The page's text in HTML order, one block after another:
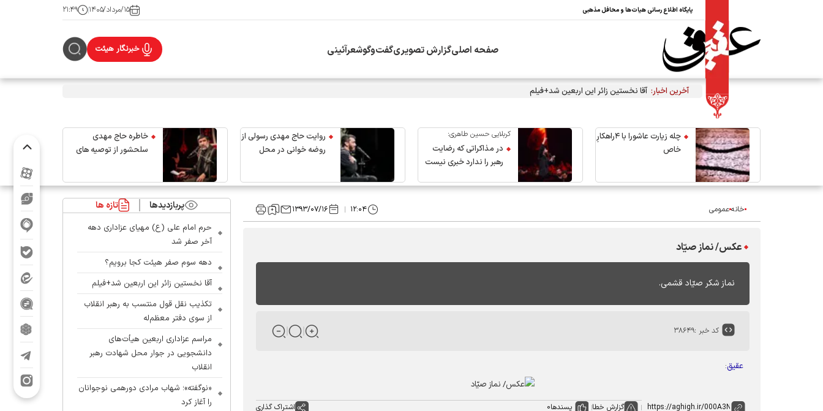
پایگاه اطلاع رسانی هیات‌ها و محافل مذهبی ۱۵/مرداد/۱۴۰۵ ۲۱:۴۹
صفحه اصلیگزارش تصویریگفت‌وگوشعرآئینی خبرنگار هیئت
آخرین اخبار: آقا نخستین زائر این اربعین شد+فیلم
چله زیارت عاشورا با ۴راهکارِ
خاص
کربلایی حسین طاهری:
در مذاکراتی که رضایت
رهبر را ندارد خبری نیست
روایت حاج مهدی رسولی از
روضه خوانی در محل
خاطره حاج مهدی
سلحشور از توصیه های
خانهعمومی ۱۲:۰۴ ۱۳۹۳/۰۷/۱۶
عکس/ نماز صیّاد
نماز شکر صیّاد قشمی.
کد خبر :۳۸۶۴۹
عقیق:
گزارش خطا پسندها0 اشتراک گذاری
پربازدیدها تازه ها
حرم امام علی (ع) مهیای عزاداری دهه
آخر صفر شد
دهه سوم صفر هیئت کجا برویم؟
آقا نخستین زائر این اربعین شد+فیلم
تکذیب نقل قول منتسب به رهبر انقلاب
از سوی دفتر معظم‌له
مراسم عزاداری اربعین هیأت‌های
دانشجویی در جوار محل شهادت رهبر
انقلاب
«نوگفته»؛ شهاب مرادی دورهمی نوجوانان
را آغاز کرد